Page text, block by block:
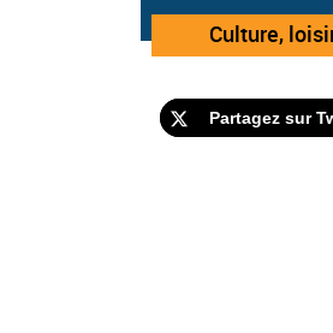
Catégorie
Culture,
Partagez sur